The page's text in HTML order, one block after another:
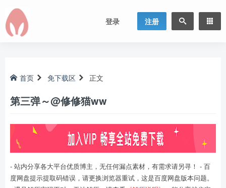
登录 注册
首页 免下载区 正文
第三弹～@修修猫ww ​​​
- 站内分享各大平台优质博主，无任何漏点素材，有需求请另寻！ - 百
度网盘提示提取码错误，请更换浏览器重试，这是百度网盘版本问题。